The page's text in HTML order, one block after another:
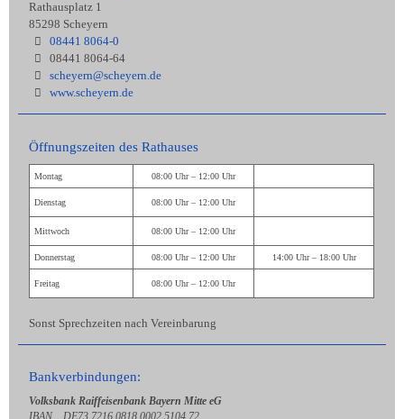
Rathausplatz 1
85298 Scheyern
08441 8064-0
08441 8064-64
scheyern@scheyern.de
www.scheyern.de
Öffnungszeiten des Rathauses
Montag 08:00 Uhr – 12:00 Uhr
Dienstag 08:00 Uhr – 12:00 Uhr
Mittwoch 08:00 Uhr – 12:00 Uhr
Donnerstag 08:00 Uhr – 12:00 Uhr 14:00 Uhr – 18:00 Uhr
Freitag 08:00 Uhr – 12:00 Uhr
Sonst Sprechzeiten nach Vereinbarung
Bankverbindungen:
Volksbank Raiffeisenbank Bayern Mitte eG
IBAN DE73 7216 0818 0002 5104 72